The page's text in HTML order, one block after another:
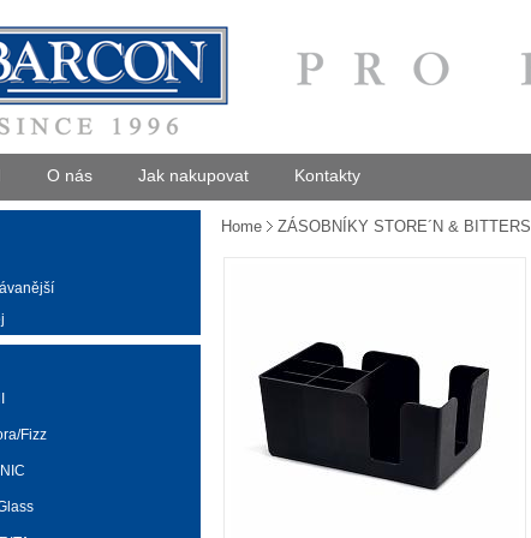
O nás Jak nakupovat Kontakty
Fizz
Home ZÁSOBNÍKY STORE´N & BITTERS